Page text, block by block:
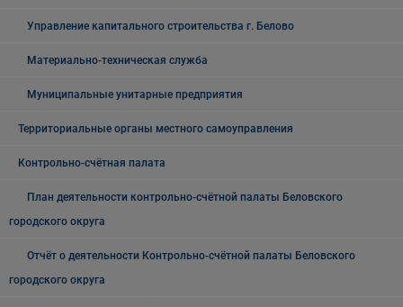
Управление капитального строительства г. Белово
Материально-техническая служба
Муниципальные унитарные предприятия
Территориальные органы местного самоуправления
Контрольно-счётная палата
План деятельности контрольно-счётной палаты Беловского
городского округа
Отчёт о деятельности Контрольно-счётной палаты Беловского
городского округа